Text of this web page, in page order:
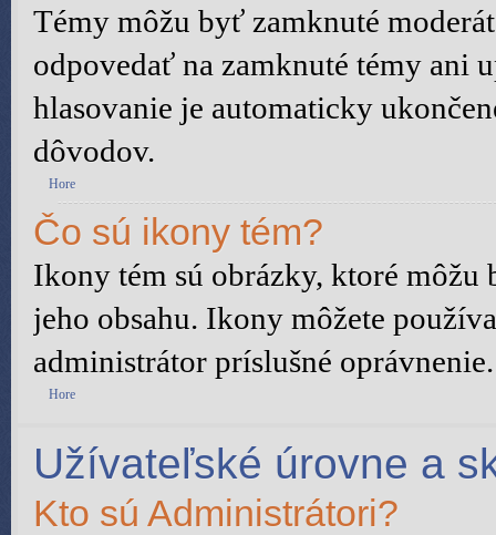
Témy môžu byť zamknuté
odpovedať na zamknuté témy ani
hlasovanie je automaticky
dôvodov.
Hore
Čo sú ikony tém?
Ikony tém sú obrázky, ktoré
jeho obsahu. Ikony môžete
administrátor príslušné oprávnenie.
Hore
Užívateľské úrovne a
Kto sú Administrátori?